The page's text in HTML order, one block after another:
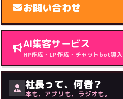
お問い合わせ
AI集客サービス
HP作成・LP作成・チャットbot導入
社長って、何者？
本も、アプリも、ラジオも。